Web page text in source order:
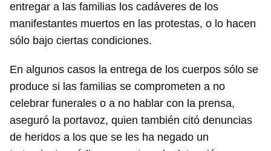
entregar a las familias los cadáveres de los
manifestantes muertos en las protestas, o lo hacen
sólo bajo ciertas condiciones.
En algunos casos la entrega de los cuerpos sólo se
produce si las familias se comprometen a no
celebrar funerales o a no hablar con la prensa,
aseguró la portavoz, quien también citó denuncias
de heridos a los que se les ha negado un